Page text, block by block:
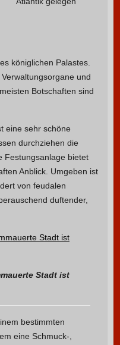
königlichen Palastes.
und
Botschaften sind
eine sehr schöne
durchziehen die
Festungsanlage bietet
Anblick. Umgeben ist
von feudalen
duftender,
Stadt ist
bestimmten
eine Schmuck-,